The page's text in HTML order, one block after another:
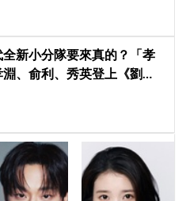
新小分隊要來真的？「孝
、俞利、秀英登上《劉